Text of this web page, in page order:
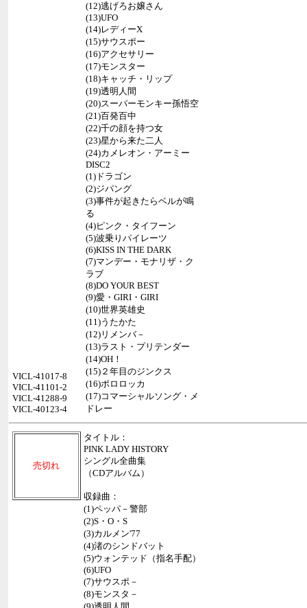
(12)逃げろお嬢さん
(13)UFO
(14)レディーX
(15)サウスポー
(16)アクセサリー
(17)モンスター
(18)キャッチ・リップ
(19)透明人間
(20)スーパーモンキー孫悟空
(21)百発百中
(22)千の顔を持つ女
(23)星から来た二人
(24)カメレオン・アーミー
DISC2
(1)ドラゴン
(2)ジパング
(3)事件が起きたらベルが鳴
る
(4)ピンク・タイフーン
(5)波乗りパイレーツ
(6)KISS IN THE DARK
(7)マンデー・モナリザ・ク
ラブ
(8)DO YOUR BEST
(9)愛・GIRI・GIRI
(10)世界英雄史
(11)うたかた
(12)リメンバ－
(13)ラスト・プリテンダー
(14)OH！
(15)２年目のジンクス
(16)ポロロッカ
(17)コマーシャルソング・メ
ドレー
VICL-41017-8
VICL-41101-2
VICL-41288-9
VICL-40123-4
売切れ
タイトル：
PINK LADY HISTORY
シングル全曲集
（CDアルバム）
収録曲：
(1)ペッパ－警部
(2)S・O・S
(3)カルメン'77
(4)渚のシンドバット
(5)ウォンテッド（指名手配）
(6)UFO
(7)サウスポ－
(8)モンスタ－